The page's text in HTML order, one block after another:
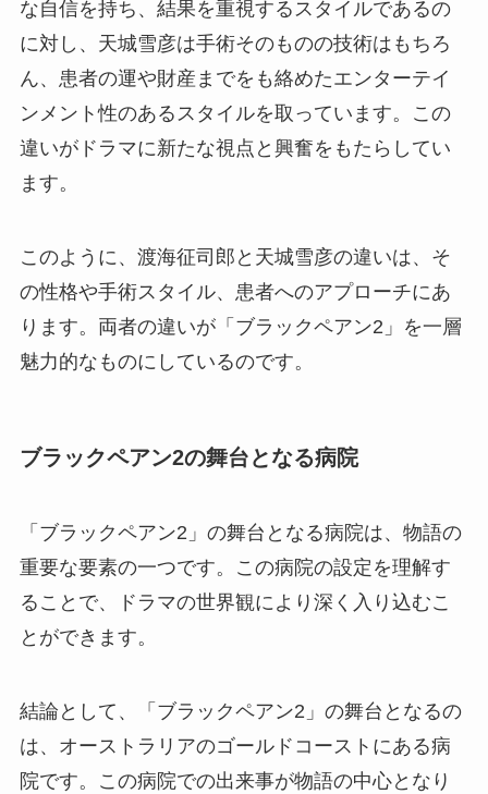
な自信を持ち、結果を重視するスタイルであるの
に対し、天城雪彦は手術そのものの技術はもちろ
ん、患者の運や財産までをも絡めたエンターテイ
ンメント性のあるスタイルを取っています。この
違いがドラマに新たな視点と興奮をもたらしてい
ます。
このように、渡海征司郎と天城雪彦の違いは、そ
の性格や手術スタイル、患者へのアプローチにあ
ります。両者の違いが「ブラックペアン2」を一層
魅力的なものにしているのです。
ブラックペアン2の舞台となる病院
「ブラックペアン2」の舞台となる病院は、物語の
重要な要素の一つです。この病院の設定を理解す
ることで、ドラマの世界観により深く入り込むこ
とができます。
結論として、「ブラックペアン2」の舞台となるの
は、オーストラリアのゴールドコーストにある病
院です。この病院での出来事が物語の中心となり